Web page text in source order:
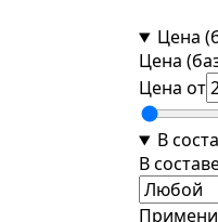
Цена
Цена
Цена от
В
В